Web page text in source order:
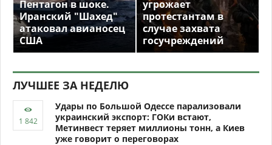
Пентагон в шоке.
Иранский "Шахед"
атаковал авианосец
США
угрожает
протестантам в
случае захвата
госучреждений
ЛУЧШЕЕ ЗА НЕДЕЛЮ
Удары по Большой Одессе парализовали
украинский экспорт: ГОКи встают,
Метинвест теряет миллионы тонн, а Киев
уже говорит о переговорах